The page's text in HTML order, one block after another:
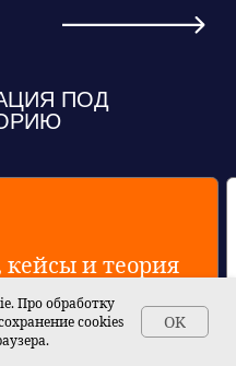
ПОД
Про обработку
cookies
OK